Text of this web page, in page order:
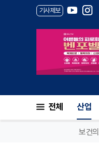
기사제보
전체 산업
보건